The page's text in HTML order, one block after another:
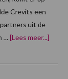
Crevits een
uit de
…[Lees meer...]